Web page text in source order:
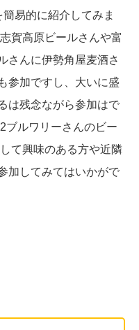
易的に紹介してみま
賀高原ビールさんや富
さんに伊勢角屋麦酒さ
参加ですし、大いに盛
は残念ながら参加はで
ブルワリーさんのビー
て興味のある方や近隣
加してみてはいかがで